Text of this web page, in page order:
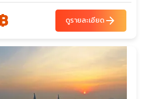
ดูรายละเอียดarrow_forward